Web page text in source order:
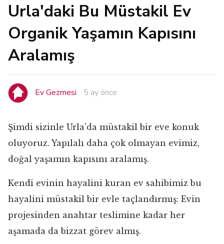
Urla'daki Bu Müstakil Ev
Organik Yaşamın Kapısını
Aralamış
Ev Gezmesi 5 ay önce
Şimdi sizinle Urla'da müstakil bir eve konuk
oluyoruz. Yapılalı daha çok olmayan evimiz,
doğal yaşamın kapısını aralamış.
Kendi evinin hayalini kuran ev sahibimiz bu
hayalini müstakil bir evle taçlandırmış: Evin
projesinden anahtar teslimine kadar her
aşamada da bizzat görev almış.